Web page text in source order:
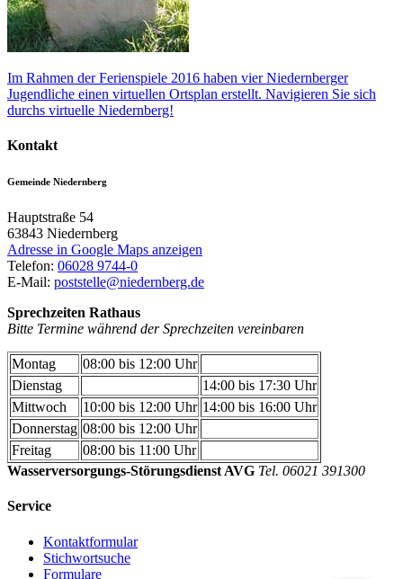
Im Rahmen der Ferienspiele 2016 haben vier Niedernberger
Jugendliche einen virtuellen Ortsplan erstellt. Navigieren Sie sich
durchs virtuelle Niedernberg!
Kontakt
Gemeinde Niedernberg
Hauptstraße 54
63843 Niedernberg
Adresse in Google Maps anzeigen
Telefon: 06028 9744-0
E-Mail: poststelle@niedernberg.de
Sprechzeiten Rathaus
Bitte Termine während der Sprechzeiten vereinbaren
Montag
08:00 bis 12:00 Uhr
Dienstag
14:00 bis 17:30 Uhr
Mittwoch
10:00 bis 12:00 Uhr 14:00 bis 16:00 Uhr
Donnerstag 08:00 bis 12:00 Uhr
Freitag
08:00 bis 11:00 Uhr
Wasserversorgungs-Störungsdienst AVG Tel. 06021 391300
Service
Kontaktformular
Stichwortsuche
Formulare